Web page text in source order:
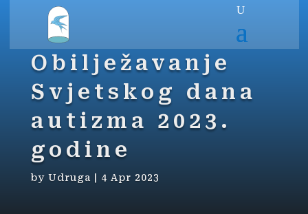
Obilježavanje
Svjetskog dana
autizma 2023.
godine
by Udruga 4 Apr 2023